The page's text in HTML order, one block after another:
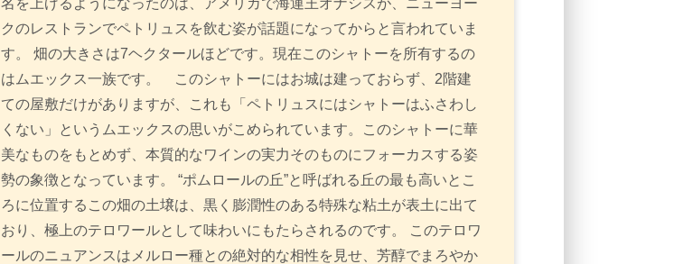
名を上げるようになったのは、アメリカで海運王オナシスが、ニューヨー
クのレストランでペトリュスを飲む姿が話題になってからと言われていま
す。 畑の大きさは7ヘクタールほどです。現在このシャトーを所有するの
はムエックス一族です。 このシャトーにはお城は建っておらず、2階建
ての屋敷だけがありますが、これも「ペトリュスにはシャトーはふさわし
くない」というムエックスの思いがこめられています。このシャトーに華
美なものをもとめず、本質的なワインの実力そのものにフォーカスする姿
勢の象徴となっています。 “ポムロールの丘”と呼ばれる丘の最も高いとこ
ろに位置するこの畑の土壌は、黒く膨潤性のある特殊な粘土が表土に出て
おり、極上のテロワールとして味わいにもたらされるのです。 このテロワ
ールのニュアンスはメルロー種との絶対的な相性を見せ、芳醇でまろやか